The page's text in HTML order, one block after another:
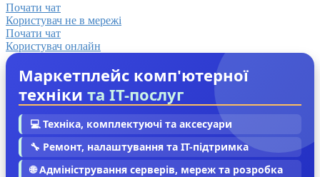
Почати чат
Користувач не в мережі
Почати чат
Користувач онлайн
Маркетплейс комп'ютерної
техніки та IT-послуг
💻 Техніка, комплектуючі та аксесуари
🔧 Ремонт, налаштування та IT-підтримка
🌐 Адміністрування серверів, мереж та розробка